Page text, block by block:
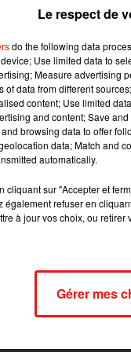
désormais
En Australie,
des
Pixabay
et 3750 euros
ou la coqueluche.
rares.
leurs enfants, en
« pas de piqûres,
de raison
prorata.
diminuent
En
des services de
Le respect de
do the following data
Use limited data to
Measure advertising
of data from different
content; Use limited
and content; Save
browsing data to offer
data; Match and
automatically.
cliquant sur "Accepter et
également refuser en
à jour vos choix, ou
Gérer mes